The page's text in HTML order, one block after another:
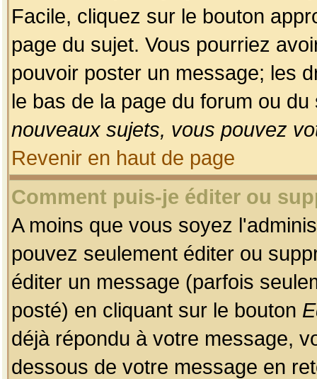
Facile, cliquez sur le bouton
page du sujet. Vous pourriez
pouvoir poster un message; les
le bas de la page du forum ou
nouveaux sujets, vous pouvez
Revenir en haut de page
Comment puis-je éditer ou
A moins que vous soyez
pouvez seulement éditer ou
éditer un message (parfois
posté) en cliquant sur le bouton
déjà répondu à votre message,
dessous de votre message en